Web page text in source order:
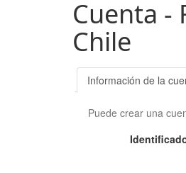
Cuenta -
Chile
Información de la
Puede crear una